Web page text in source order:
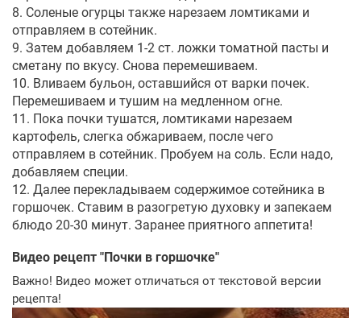
8. Соленые огурцы также нарезаем ломтиками и
отправляем в сотейник.
9. Затем добавляем 1-2 ст. ложки томатной пасты и
сметану по вкусу. Снова перемешиваем.
10. Вливаем бульон, оставшийся от варки почек.
Перемешиваем и тушим на медленном огне.
11. Пока почки тушатся, ломтиками нарезаем
картофель, слегка обжариваем, после чего
отправляем в сотейник. Пробуем на соль. Если надо,
добавляем специи.
12. Далее перекладываем содержимое сотейника в
горшочек. Ставим в разогретую духовку и запекаем
блюдо 20-30 минут. Заранее приятного аппетита!
Видео рецепт "Почки в горшочке"
Важно! Видео может отличаться от текстовой версии
рецепта!